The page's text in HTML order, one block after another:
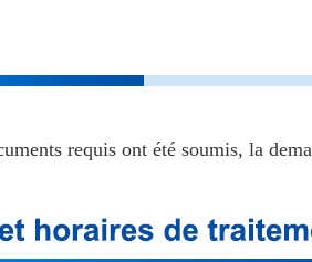
requis ont été soumis, la